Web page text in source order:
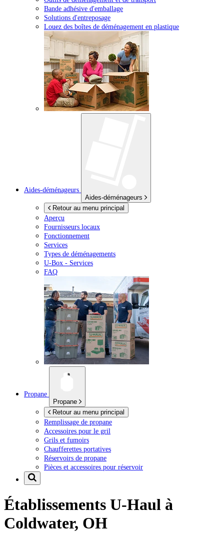
Bande adhésive d'emballage
Solutions d'entreposage
Louez des boîtes de déménagement en plastique
Aides-déménageurs
Aides-déménageurs
Retour au menu principal
Aperçu
Fournisseurs locaux
Fonctionnement
Services
Types de déménagements
U-Box - Services
FAQ
Propane
Propane
Retour au menu principal
Remplissage de propane
Accessoires pour le gril
Grils et fumoirs
Chaufferettes portatives
Réservoirs de propane
Pièces et accessoires pour réservoir
Établissements U-Haul à
Coldwater, OH